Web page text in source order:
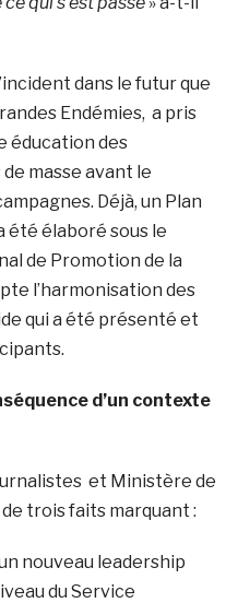
dans le futur que
Endémies, a pris
éducation des
masse avant le
Déjà, un Plan
été élaboré sous le
de Promotion de la
l’harmonisation des
qui a été présenté et
d’un contexte
et Ministère de
trois faits marquant :
nouveau leadership
du Service